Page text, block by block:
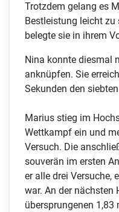
Trotzdem gelang es
Bestleistung leicht zu
belegte sie in ihrem
Nina konnte diesmal
anknüpfen. Sie
Sekunden den
Marius stieg im
Wettkampf ein und
Versuch. Die
souverän im ersten
er alle drei Versuche,
war. An der nächsten
übersprungenen 1,83